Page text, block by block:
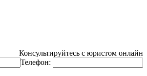
Консультируйтесь с юристом онлайн
Телефон: